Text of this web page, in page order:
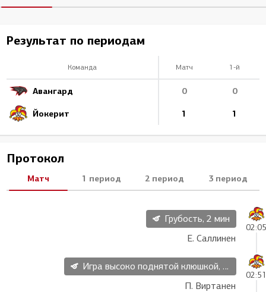
Результат по периодам
Команда Матч 1-й
Авангард 0 0
Йокерит 1 1
Протокол
Матч 1 период 2 период 3 период
02:05
Грубость, 2 мин
Е. Саллинен
02:51
Игра высоко поднятой клюшкой, 2 мин
П. Виртанен